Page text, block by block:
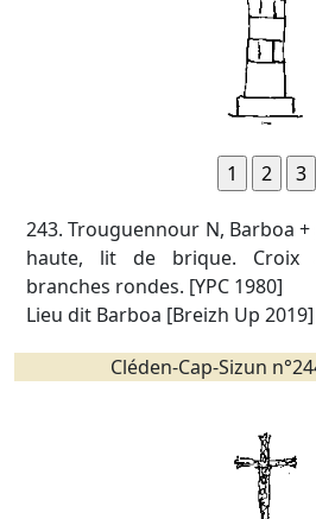
243. Trouguennour N, Barboa +
haute, lit de brique. Croix
branches rondes. [YPC 1980]
Lieu dit Barboa [Breizh Up 2019]
Cléden-Cap-Sizun